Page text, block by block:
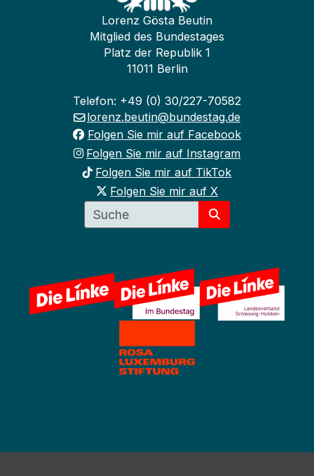
Lorenz Gösta Beutin
Mitglied des Bundestages
Platz der Republik 1
11011 Berlin
Telefon: +49 (0) 30/227-70582
lorenz.beutin@bundestag.de
Folgen Sie mir auf Facebook
Folgen Sie mir auf Instagram
Folgen Sie mir auf TikTok
Folgen Sie mir auf X